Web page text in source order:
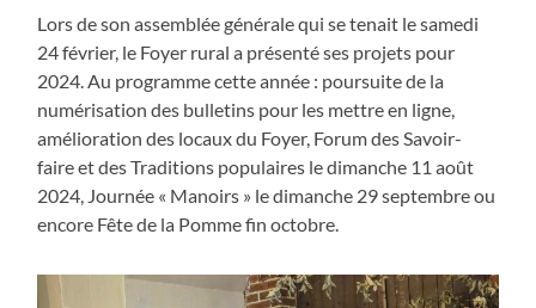
Lors de son assemblée générale qui se tenait le samedi
24 février, le Foyer rural a présenté ses projets pour
2024. Au programme cette année : poursuite de la
numérisation des bulletins pour les mettre en ligne,
amélioration des locaux du Foyer, Forum des Savoir-
faire et des Traditions populaires le dimanche 11 août
2024, Journée « Manoirs » le dimanche 29 septembre ou
encore Fête de la Pomme fin octobre.